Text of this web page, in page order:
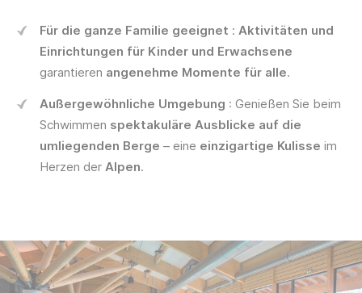
Für die ganze Familie geeignet : Aktivitäten und
Einrichtungen für Kinder und Erwachsene
garantieren angenehme Momente für alle.
Außergewöhnliche Umgebung : Genießen Sie beim
Schwimmen spektakuläre Ausblicke auf die
umliegenden Berge – eine einzigartige Kulisse im
Herzen der Alpen.